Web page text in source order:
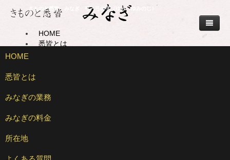
きものと悉皆 みなぎ 弓・弓の字（ゆみ・ゆみのじ）
HOME
悉皆とは
所在地
HOME
悉皆とは
みなぎの業務
着物の販売・仕立て
着物の修理
みなぎの料金
着物・仕立て料金
所在地